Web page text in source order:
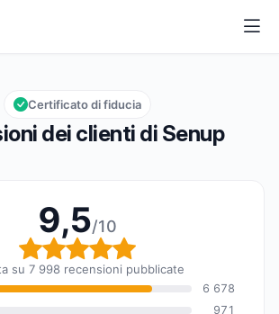
9,5 su 10
dei clienti di Senup
Certificato di fiducia
9,5/10
Valutazione globale:
su 7 998 recensioni pubblicate
6 678
971